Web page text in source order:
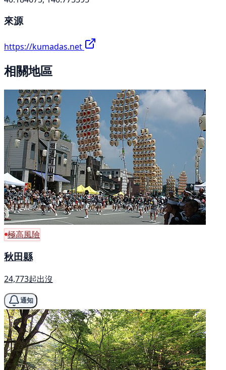
來源
https://kumadas.net
相關地區
極高風險
秋田縣
24,773起出沒
通知